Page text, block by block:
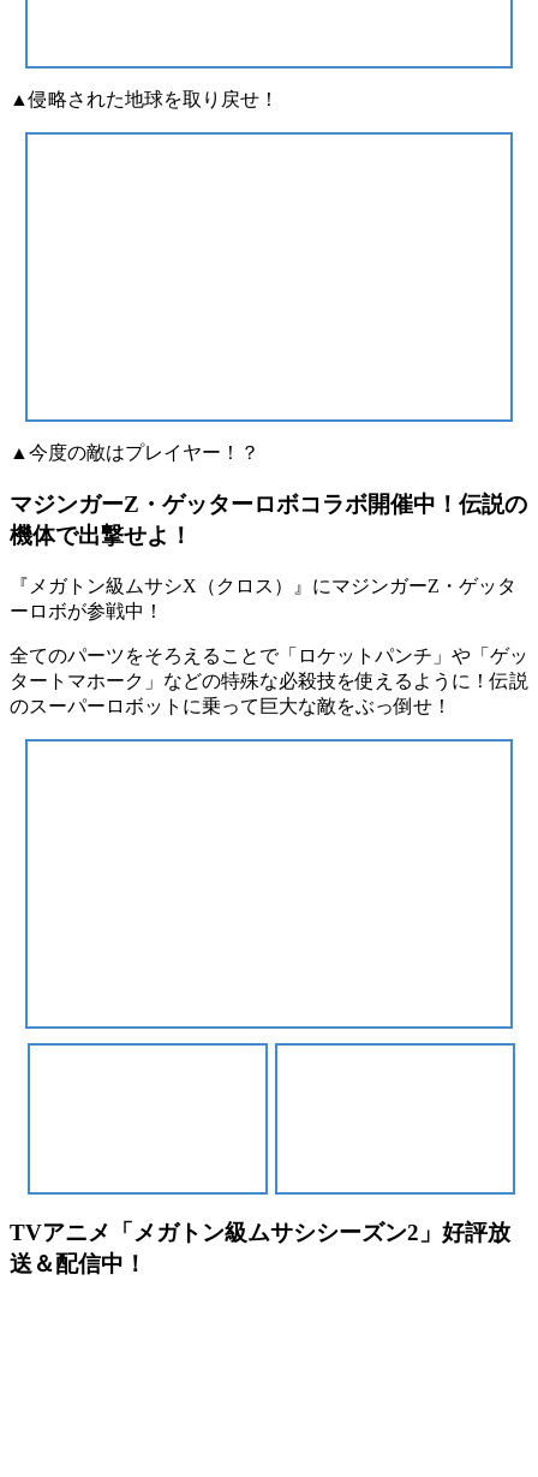
▲侵略された地球を取り戻せ！
▲今度の敵はプレイヤー！？
マジンガーZ・ゲッターロボコラボ開催中！伝説の
機体で出撃せよ！
『メガトン級ムサシX（クロス）』にマジンガーZ・ゲッタ
ーロボが参戦中！
全てのパーツをそろえることで「ロケットパンチ」や「ゲッ
タートマホーク」などの特殊な必殺技を使えるように！伝説
のスーパーロボットに乗って巨大な敵をぶっ倒せ！
TVアニメ「メガトン級ムサシシーズン2」好評放
送＆配信中！